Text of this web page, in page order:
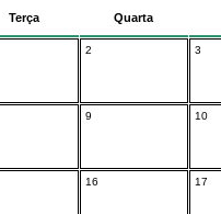
Terça Quarta
2 3
9 10
16 17